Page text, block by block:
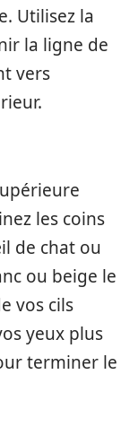
Utilisez la
la ligne de
vers
les coins
de chat ou
ou beige le
vos cils
yeux plus
terminer le